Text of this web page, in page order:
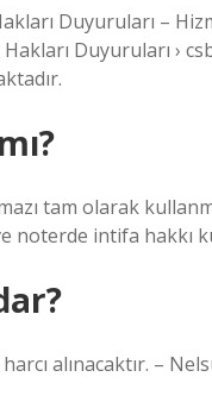
Duyuruları –
Duyuruları ›
tam olarak
noterde intifa hakkı
alınacaktır. –